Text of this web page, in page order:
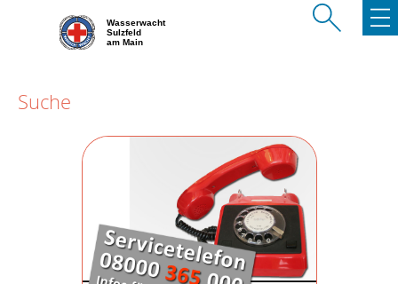
Wasserwacht
Sulzfeld
am Main
Suche